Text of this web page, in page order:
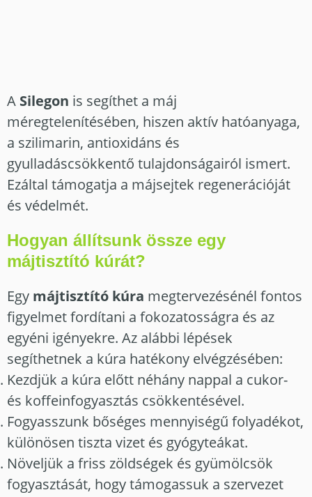
​​​​​​​A Silegon is segíthet a máj
méregtelenítésében, hiszen aktív hatóanyaga,
a szilimarin, antioxidáns és
gyulladáscsökkentő tulajdonságairól ismert.
Ezáltal támogatja a májsejtek regenerációját
és védelmét.
Hogyan állítsunk össze egy
májtisztító kúrát?
Egy májtisztító kúra megtervezésénél fontos
figyelmet fordítani a fokozatosságra és az
egyéni igényekre. Az alábbi lépések
segíthetnek a kúra hatékony elvégzésében:
Kezdjük a kúra előtt néhány nappal a cukor-
és koffeinfogyasztás csökkentésével.
Fogyasszunk bőséges mennyiségű folyadékot,
különösen tiszta vizet és gyógyteákat.
Növeljük a friss zöldségek és gyümölcsök
fogyasztását, hogy támogassuk a szervezet